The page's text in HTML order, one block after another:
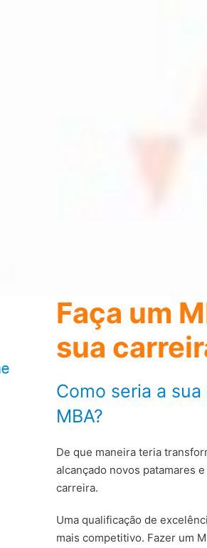
Faça um
sua
Como seria a
MBA?
De que maneira teria
alcançado novos patamares
carreira.
Uma qualificação de
mais competitivo. Fazer um